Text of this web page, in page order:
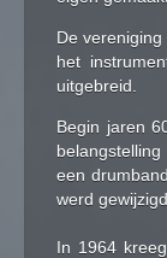
De
het
uitgebreid.
Begin jaren
een
werd
In 1964